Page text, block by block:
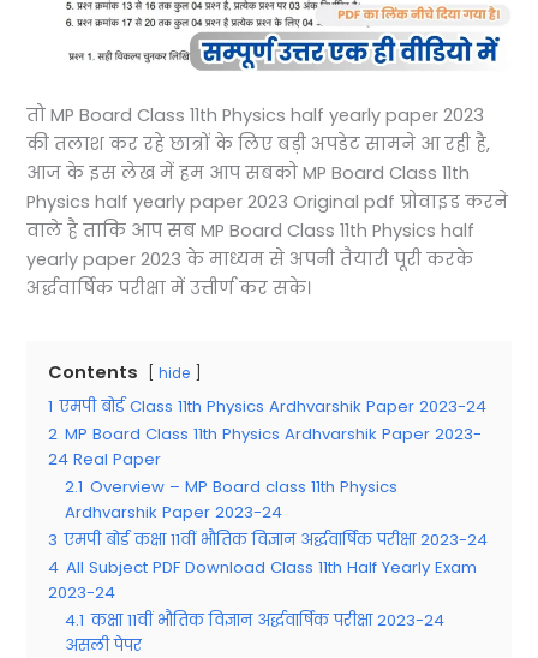
तो MP Board Class 11th Physics half yearly paper 2023
की तलाश कर रहे छात्रों के लिए बड़ी अपडेट सामने आ रही है,
आज के इस लेख में हम आप सबको MP Board Class 11th
Physics half yearly paper 2023 Original pdf प्रोवाइड करने
वाले है ताकि आप सब MP Board Class 11th Physics half
yearly paper 2023 के माध्यम से अपनी तैयारी पूरी करके
अर्द्धवार्षिक परीक्षा में उत्तीर्ण कर सके।
Contents hide
1 एमपी बोर्ड Class 11th Physics Ardhvarshik Paper 2023-24
2 MP Board Class 11th Physics Ardhvarshik Paper 2023-
24 Real Paper
2.1 Overview – MP Board class 11th Physics
Ardhvarshik Paper 2023-24
3 एमपी बोर्ड कक्षा 11वीं भौतिक विज्ञान अर्द्धवार्षिक परीक्षा 2023-24
4 All Subject PDF Download Class 11th Half Yearly Exam
2023-24
4.1 कक्षा 11वीं भौतिक विज्ञान अर्द्धवार्षिक परीक्षा 2023-24
असली पेपर